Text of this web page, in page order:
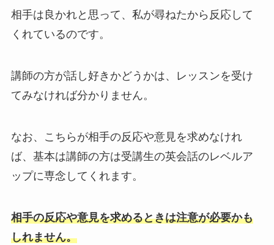
相手は良かれと思って、私が尋ねたから反応して
くれているのです。
講師の方が話し好きかどうかは、レッスンを受け
てみなければ分かりません。
なお、こちらが相手の反応や意見を求めなけれ
ば、基本は講師の方は受講生の英会話のレベルア
ップに専念してくれます。
相手の反応や意見を求めるときは注意が必要かも
しれません。